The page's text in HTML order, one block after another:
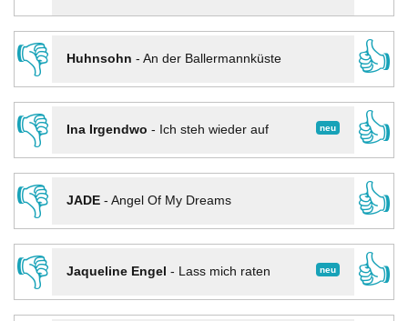
👎
Huhnsohn - An der Ballermannküste
👍
👎
neu
Ina Irgendwo - Ich steh wieder auf
👍
👎
JADE- Angel Of My Dreams
👍
👎
neu
Jaqueline Engel - Lass mich raten
👍